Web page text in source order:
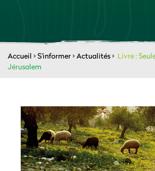
Accueil >S'informer>Actualités> Livre :
Jérusalem